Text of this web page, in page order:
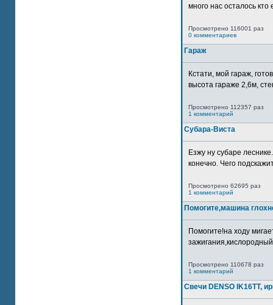
много нас осталось
Просмотрено 116001 раз
0 комментариев
Гараж
Кстати, мой гараж,
высота гараже 2,6м,
Просмотрено 112357 раз
1 комментарий
Субара-Виста
Езжу ну субаре
конечно. Чего
Просмотрено 62695 раз
1 комментарий
Помогите,машина
Помогите!на ходу
Просмотрено 110678 раз
1 комментарий
Свечи DENSO IK16TT,